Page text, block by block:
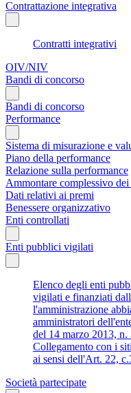
Contrattazione integrativa
Contratti integrativi
OIV/NIV
Bandi di concorso
Bandi di concorso
Performance
Sistema di misurazione e
Piano della performance
Relazione sulla performance
Ammontare complessivo dei
Dati relativi ai premi
Benessere organizzativo
Enti controllati
Enti pubblici vigilati
Elenco degli enti
vigilati e finanziati
l'amministrazione
amministratori
del 14 marzo 2013, n.
Collegamento con i
ai sensi dell'Art. 22,
Società partecipate